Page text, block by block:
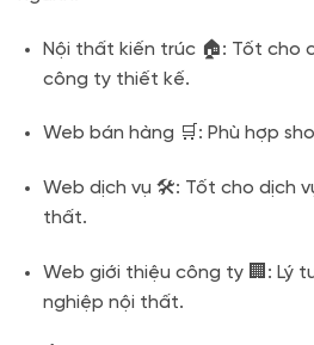
Nội thất kiến trúc 🏠: Tốt cho
công ty thiết kế.
Web bán hàng 🛒: Phù hợp
Web dịch vụ 🛠️: Tốt cho dịch
thất.
Web giới thiệu công ty 🏢: Lý
nghiệp nội thất.